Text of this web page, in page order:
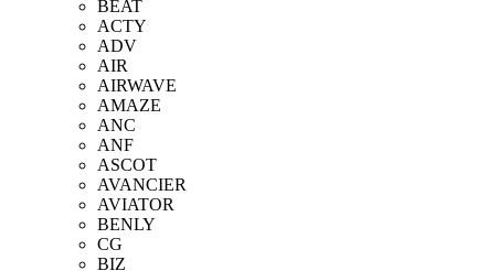
BEAT
ACTY
ADV
AIR
AIRWAVE
AMAZE
ANC
ANF
ASCOT
AVANCIER
AVIATOR
BENLY
CG
BIZ